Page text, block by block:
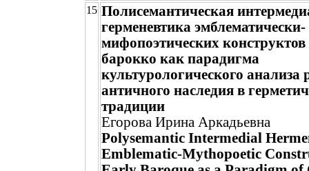
15 Полисемантическая
герменевтика эмблематически-
мифопоэтических конструктов
барокко как парадигма
культурологического анализа
античного наследия в
традиции
Егорова Ирина Аркадьевна
Polysemantic Intermedial
Emblematic-Mythopoetic